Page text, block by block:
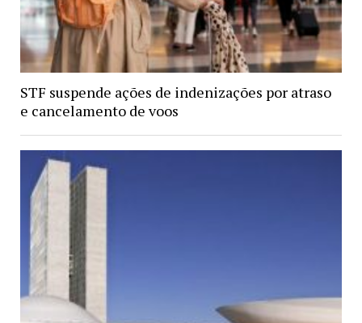
STF suspende ações de indenizações por atraso
e cancelamento de voos